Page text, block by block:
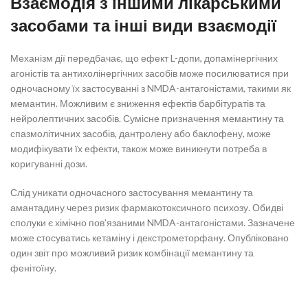
засобами та інші види взаємодії
Механізм дії передбачає, що ефект L-допи, допамінергічних
агоністів та антихолінергічних засобів може посилюватися при
одночасному їх застосуванні з NMDA-антагоністами, такими як
мемантин. Можливим є зниження ефектів барбітуратів та
нейролептичних засобів. Сумісне призначення мемантину та
спазмолітичних засобів, дантролену або баклофену, може
модифікувати їх ефекти, також може виникнути потреба в
коригуванні дози.
Слід уникати одночасного застосування мемантину та
амантадину через ризик фармакотоксичного психозу. Обидві
сполуки є хімічно пов’язаними NMDA-антагоністами. Зазначене
може стосуватись кетаміну і декстрометорфану. Опубліковано
один звіт про можливий ризик комбінації мемантину та
фенітоїну.